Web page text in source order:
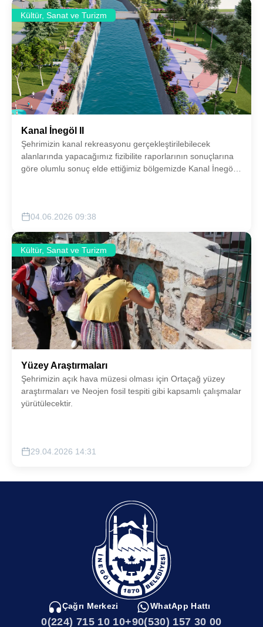
Kültür, Sanat ve Turizm
Kanal İnegöl II
Şehrimizin kanal rekreasyonu gerçekleştirilebilecek
alanlarında yapacağımız fizibilite raporlarının sonuçlarına
göre olumlu sonuç elde ettiğimiz bölgemizde Kanal İnegöl
04.06.2026 09:38
Kültür, Sanat ve Turizm
Yüzey Araştırmaları
Şehrimizin açık hava müzesi olması için Ortaçağ yüzey
araştırmaları ve Neojen fosil tespiti gibi kapsamlı çalışmalar
yürütülecektir.
29.04.2026 14:31
Çağrı Merkezi
0(224) 715 10 10
WhatApp Hattı
+90(530) 157 30 00